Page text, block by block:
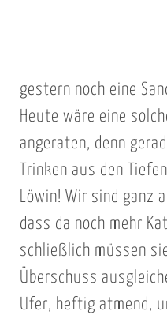
gestern noch eine
Heute wäre eine
angeraten, denn
Trinken aus den
Löwin! Wir sind ganz
dass da noch mehr
schließlich müssen
Überschuss
Ufer, heftig atmend,